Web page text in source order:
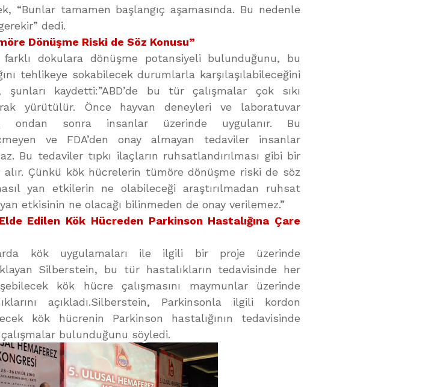
“Bunlar tamamen başlangıç aşamasında. Bu nedenle
dedi.
Dönüşme Riski de Söz Konusu”
dokulara dönüşme potansiyeli bulunduğunu, bu
tehlikeye sokabilecek durumlarla karşılaşılabileceğini
kaydetti:”ABD’de bu tür çalışmalar çok sıkı
yürütülür. Önce hayvan deneyleri ve laboratuvar
ondan sonra insanlar üzerinde uygulanır. Bu
ve FDA’den onay almayan tedaviler insanlar
Bu tedaviler tıpkı ilaçların ruhsatlandırılması gibi bir
alır. Çünkü kök hücrelerin tümöre dönüşme riski de söz
yan etkilerin ne olabileceği araştırılmadan ruhsat
etkisinin ne olacağı bilinmeden de onay verilemez.”
Edilen Kök Hücreden Parkinson Hastalığına Çare
kök uygulamaları ile ilgili bir proje üzerinde
Silberstein, bu tür hastalıkların tedavisinde her
kök hücre çalışmasını maymunlar üzerinde
açıkladı.Silberstein, Parkinsonla ilgili kordon
kök hücrenin Parkinson hastalığının tedavisinde
bulunduğunu söyledi.